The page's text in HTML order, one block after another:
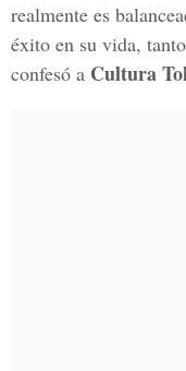
realmente es
éxito en su vida,
confesó a Cultura